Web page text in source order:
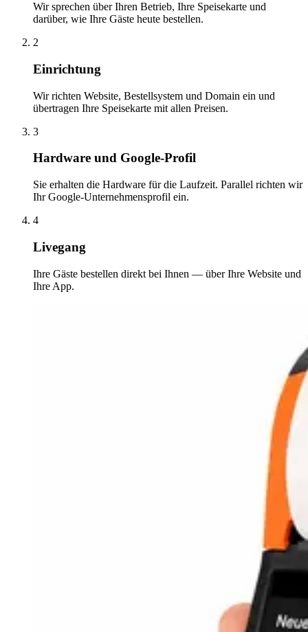
Wir sprechen über Ihren Betrieb, Ihre Speisekarte und
darüber, wie Ihre Gäste heute bestellen.
2
Einrichtung
Wir richten Website, Bestellsystem und Domain ein und
übertragen Ihre Speisekarte mit allen Preisen.
3
Hardware und Google-Profil
Sie erhalten die Hardware für die Laufzeit. Parallel richten wir
Ihr Google-Unternehmensprofil ein.
4
Livegang
Ihre Gäste bestellen direkt bei Ihnen — über Ihre Website und
Ihre App.